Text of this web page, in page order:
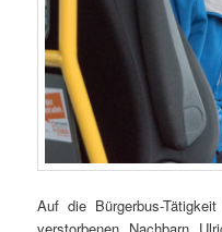
Auf die Bürgerbus-